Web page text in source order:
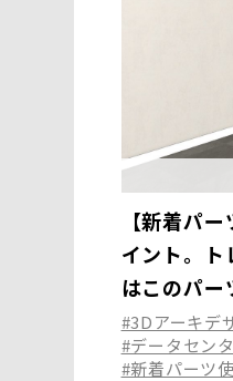
【新着パ
イント。
はこのパー
#3Dアーキデ
#データセン
#新着パーツ